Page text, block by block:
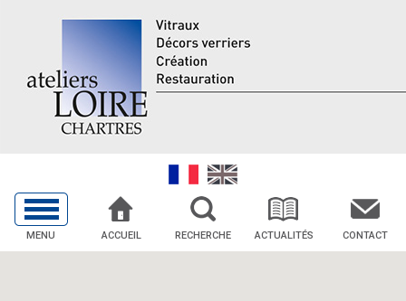
MENU ACCUEIL RECHERCHE ACTUALITÉS CONTACT